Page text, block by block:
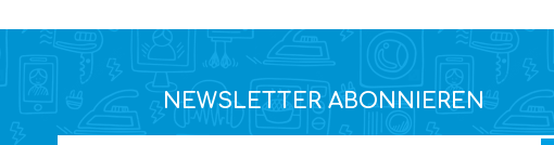
NEWSLETTER ABONNIEREN